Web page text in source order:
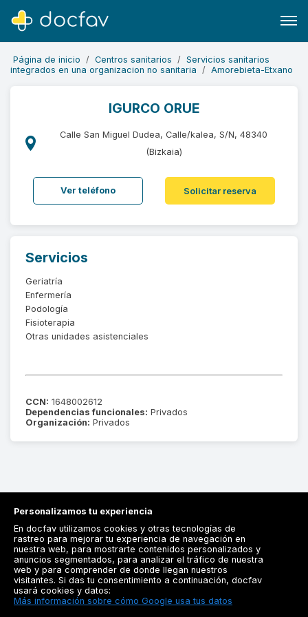
Software para clínicas
Soporte
¿Eres un doctor?
Página de inicio Centros sanitarios
Servicios sanitarios
integrados en una organizacion no sanitaria
Amorebieta-Etxano
IGURCO ORUE
Calle San Miguel Dudea, Calle/kalea, S/N, 48340
(Bizkaia)
Ver teléfono Solicitar reserva
Servicios
Geriatría
Enfermería
Podología
Fisioterapia
Otras unidades asistenciales
CCN: 1648002612
Dependencias funcionales: Privados
Organización: Privados
Registrarse
Docfav
Personalizamos tu experiencia
En docfav utilizamos cookies y otras tecnologías de
rastreo para mejorar tu experiencia de navegación en
nuestra web, para mostrarte contenidos personalizados y
anuncios segmentados, para analizar el tráfico de nuestra
web y para comprender de donde llegan nuestros
visitantes. Si das tu consentimiento a continuación, docfav
usará cookies y datos:
Más información sobre cómo Google usa tus datos